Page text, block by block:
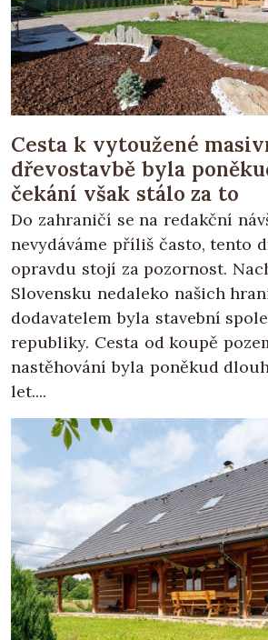
Cesta k vytoužené
dřevostavbě byla
čekání však stálo za to
Do zahraničí se na redakční
nevydáváme příliš často, tento
opravdu stojí za pozornost.
Slovensku nedaleko našich
dodavatelem byla stavební
republiky. Cesta od koupě
nastěhování byla poněkud
let....